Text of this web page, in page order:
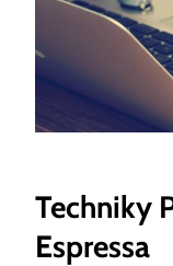
Techniky
Espressa